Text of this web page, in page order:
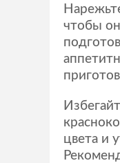
чтобы
цвета и